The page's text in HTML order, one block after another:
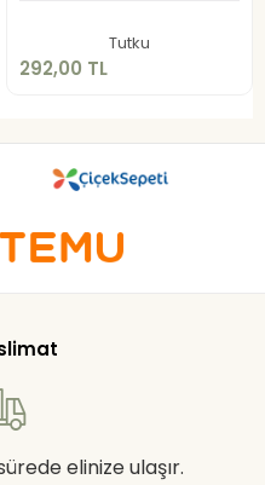
Tutku
292,00 TL
elinize ulaşır.